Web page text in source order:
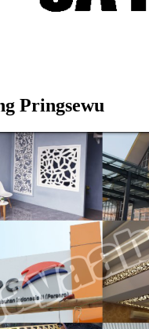
Pringsewu